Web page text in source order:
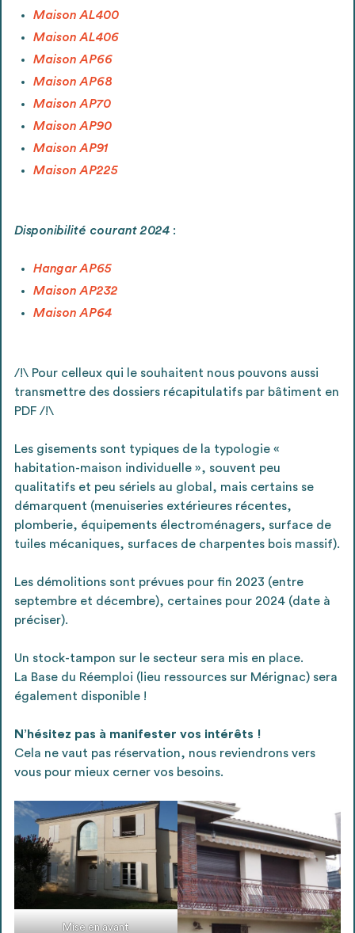
vaut aucunement réservation.
Maison AL400
Maison AL406
Maison AP66
Maison AP68
Maison AP70
Maison AP90
Maison AP91
Maison AP225
Disponibilité courant 2024 :
Hangar AP65
Maison AP232
Maison AP64
/!\ Pour celleux qui le souhaitent nous pouvons aussi
transmettre des dossiers récapitulatifs par bâtiment en
PDF /!\
Les gisements sont typiques de la typologie «
habitation-maison individuelle », souvent peu
qualitatifs et peu sériels au global, mais certains se
démarquent (menuiseries extérieures récentes,
plomberie, équipements électroménagers, surface de
tuiles mécaniques, surfaces de charpentes bois massif).
Les démolitions sont prévues pour fin 2023 (entre
septembre et décembre), certaines pour 2024 (date à
préciser).
Un stock-tampon sur le secteur sera mis en place.
La Base du Réemploi (lieu ressources sur Mérignac) sera
également disponible !
N’hésitez pas à manifester vos intérêts !
Cela ne vaut pas réservation, nous reviendrons vers
vous pour mieux cerner vos besoins.
Mise en avant